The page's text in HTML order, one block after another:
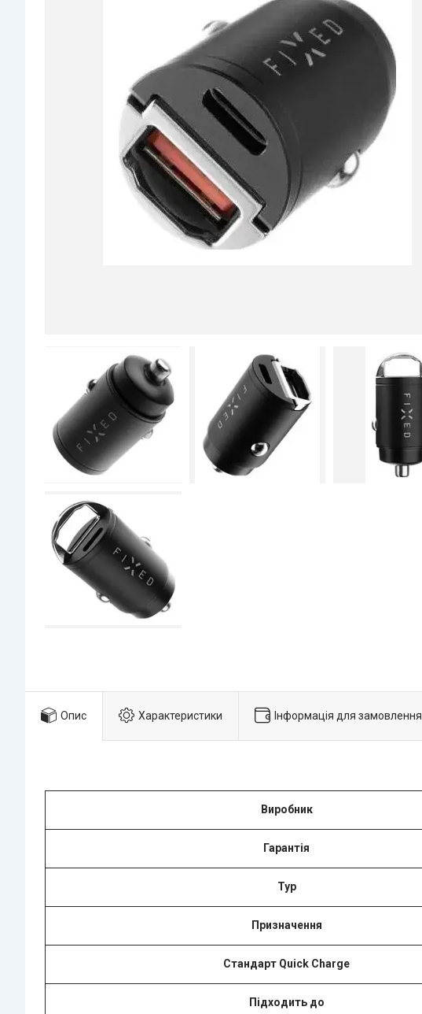
Опис Характеристики Інформація для замовлення
Виробник
Гарантія
Typ
Призначення
Стандарт Quick Charge
Підходить до